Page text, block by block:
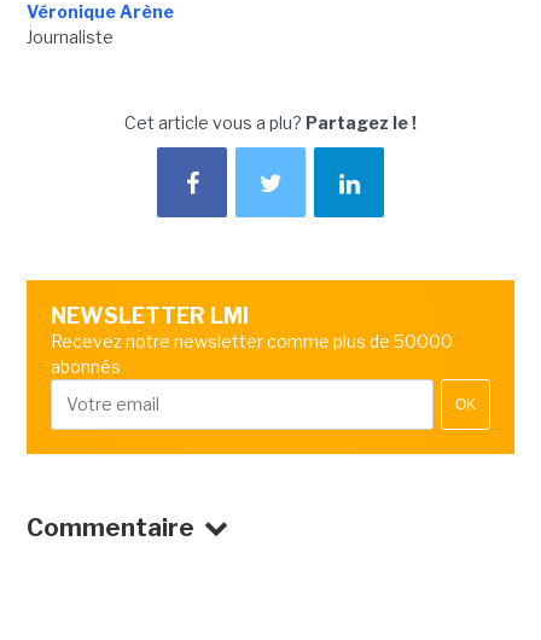
Véronique Arène
Journaliste
Cet article vous a plu? Partagez le !
NEWSLETTER LMI
Recevez notre newsletter comme plus de 50000
abonnés
OK
Commentaire